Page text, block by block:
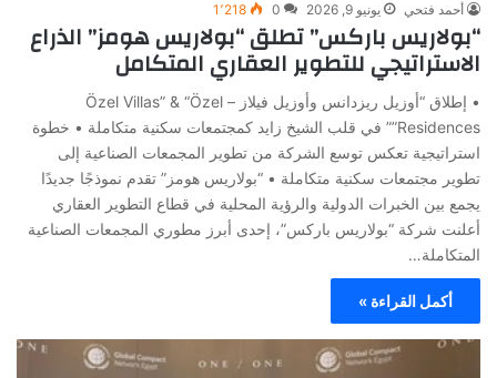
أحمد فتحي يونيو 9, 2026 0 1٬218
“بولاريس باركس” تطلق “بولاريس هومز” الذراع
الاستراتيجي للتطوير العقاري المتكامل
• إطلاق “أوزيل ريزدانس وأوزيل فيلاز – Özel Villas” & “Özel
Residences”” في قلب الشيخ زايد كمجتمعات سكنية متكاملة • خطوة
استراتيجية تعكس توسع الشركة من تطوير المجمعات الصناعية إلى
تطوير مجتمعات سكنية متكاملة • “بولاريس هومز” تقدم نموذجًا جديدًا
يجمع بين الخبرات الدولية والرؤية المحلية في قطاع التطوير العقاري
أعلنت شركة “بولاريس باركس”، إحدى أبرز مطوري المجمعات الصناعية
المتكاملة…
أكمل القراءة »